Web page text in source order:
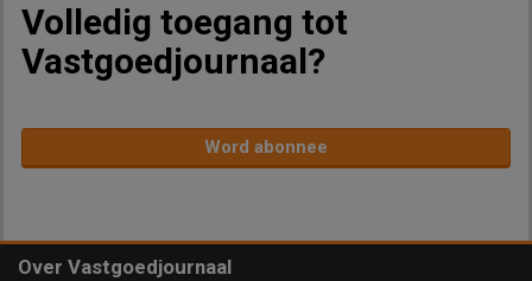
Volledig toegang tot
Vastgoedjournaal?
Word abonnee
Over Vastgoedjournaal